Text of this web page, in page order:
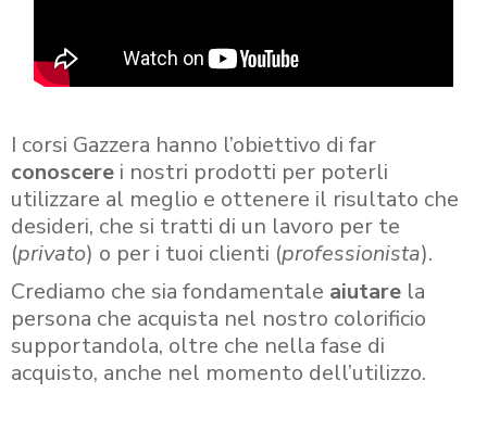
I corsi Gazzera hanno l’obiettivo di far
conoscere i nostri prodotti per poterli
utilizzare al meglio e ottenere il risultato che
desideri, che si tratti di un lavoro per te
(privato) o per i tuoi clienti (professionista).
Crediamo che sia fondamentale aiutare la
persona che acquista nel nostro colorificio
supportandola, oltre che nella fase di
acquisto, anche nel momento dell’utilizzo.